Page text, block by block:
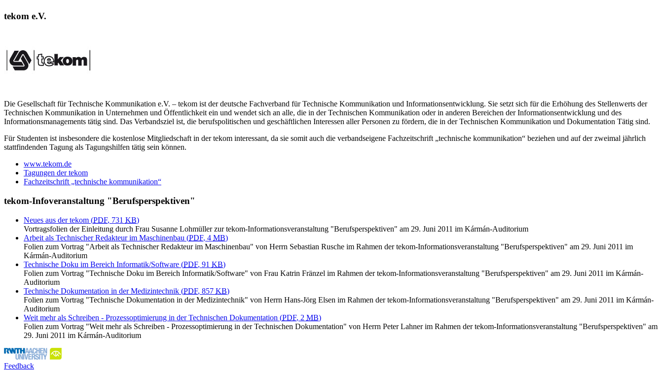
tekom e.V.
Die Gesellschaft für Technische Kommunikation e.V. – tekom ist der deutsche Fachverband für Technische Kommunikation und Informationsentwicklung. Sie setzt sich für die Erhöhung des Stellenwerts der
Technischen Kommunikation in Unternehmen und Öffentlichkeit ein und wendet sich an alle, die in der Technischen Kommunikation oder in anderen Bereichen der Informationsentwicklung und des
Informationsmanagements tätig sind. Das Verbandsziel ist, die berufspolitischen und geschäftlichen Interessen aller Personen zu fördern, die in der Technischen Kommunikation und Dokumentation Tätig sind.
Für Studenten ist insbesondere die kostenlose Mitgliedschaft in der tekom interessant, da sie somit auch die verbandseigene Fachzeitschrift „technische kommunikation“ beziehen und auf der zweimal jährlich
stattfindenden Tagung als Tagungshilfen tätig sein können.
www.tekom.de
Tagungen der tekom
Fachzeitschrift „technische kommunikation“
tekom-Infoveranstaltung "Berufsperspektiven"
Neues aus der tekom (PDF, 731 KB)
Vortragsfolien der Einleitung durch Frau Susanne Lohmüller zur tekom-Informationsveranstaltung "Berufsperspektiven" am 29. Juni 2011 im Kármán-Auditorium
Arbeit als Technischer Redakteur im Maschinenbau (PDF, 4 MB)
Folien zum Vortrag "Arbeit als Technischer Redakteur im Maschinenbau" von Herrn Sebastian Rusche im Rahmen der tekom-Informationsveranstaltung "Berufsperspektiven" am 29. Juni 2011 im
Kármán-Auditorium
Technische Doku im Bereich Informatik/Software (PDF, 91 KB)
Folien zum Vortrag "Technische Doku im Bereich Informatik/Software" von Frau Katrin Fränzel im Rahmen der tekom-Informationsveranstaltung "Berufsperspektiven" am 29. Juni 2011 im Kármán-
Auditorium
Technische Dokumentation in der Medizintechnik (PDF, 857 KB)
Folien zum Vortrag "Technische Dokumentation in der Medizintechnik" von Herrn Hans-Jörg Elsen im Rahmen der tekom-Informationsveranstaltung "Berufsperspektiven" am 29. Juni 2011 im Kármán-
Auditorium
Weit mehr als Schreiben - Prozessoptimierung in der Technischen Dokumentation (PDF, 2 MB)
Folien zum Vortrag "Weit mehr als Schreiben - Prozessoptimierung in der Technischen Dokumentation" von Herrn Peter Lahner im Rahmen der tekom-Informationsveranstaltung "Berufsperspektiven" am
29. Juni 2011 im Kármán-Auditorium
Feedback